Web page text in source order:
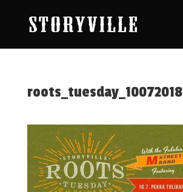
roots_tuesday_10072018